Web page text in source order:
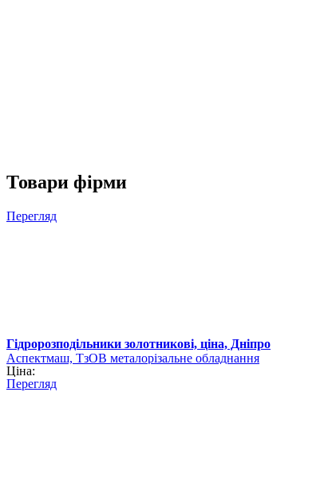
Товари фірми
Перегляд
Гідророзподільники золотникові, ціна, Дніпро
Аспектмаш, ТзОВ металорізальне обладнання
Ціна:
Перегляд